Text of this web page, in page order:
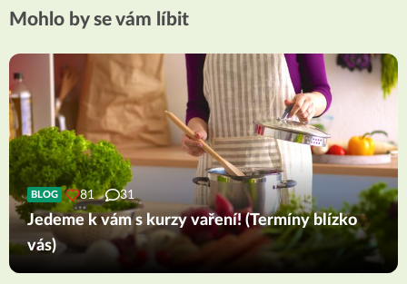
Mohlo by se vám líbit
BLOG 81 31
Jedeme k vám s kurzy vaření! (Termíny blízko
vás)